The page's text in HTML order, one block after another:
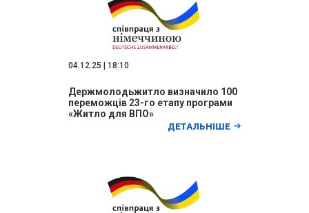
04.12.25 | 18:10
Держмолодьжитло визначило 100
переможців 23-го етапу програми
«Житло для ВПО»
ДЕТАЛЬНІШЕ